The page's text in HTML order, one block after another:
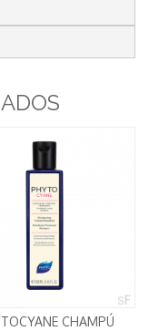
CHAMPÚ